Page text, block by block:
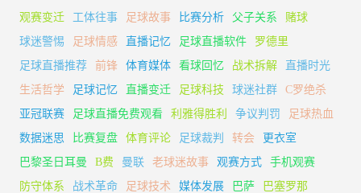
观赛变迁
工体往事 足球故事 比赛分析 父子关系
赌球
球迷警惕
足球情感 直播记忆 足球直播软件
罗德里
足球直播推荐
前锋 体育媒体 看球回忆 战术拆解
直播时光
生活哲学
足球记忆 直播变迁 足球科技 球迷社群
C罗绝杀
亚冠联赛
足球直播免费观看 利雅得胜利 争议判罚
足球热血
数据迷思
比赛复盘 体育评论 足球裁判 转会
更衣室
巴黎圣日耳曼
B费 曼联 老球迷故事 观赛方式
手机观赛
防守体系
战术革命 足球技术 媒体发展 巴萨
巴塞罗那